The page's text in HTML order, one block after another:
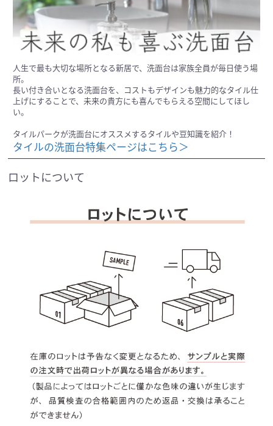
人生で最も大切な場所となる新居で、洗面台は家族全員が毎日使う場
所。
長い付き合いとなる洗面台を、コストもデザインも魅力的なタイル仕
上げにすることで、未来の貴方にも喜んでもらえる空間にしてほし
い。
タイルパークが洗面台にオススメするタイルや豆知識を紹介！
タイルの洗面台特集ページはこちら＞
ロットについて